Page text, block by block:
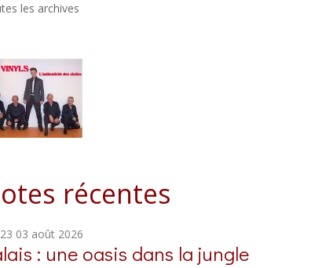
les archives
récentes
03 août 2026
: une oasis dans la jungle